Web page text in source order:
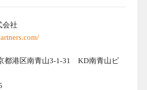
会社
都港区南青山3-1-31 KD南青山ビ